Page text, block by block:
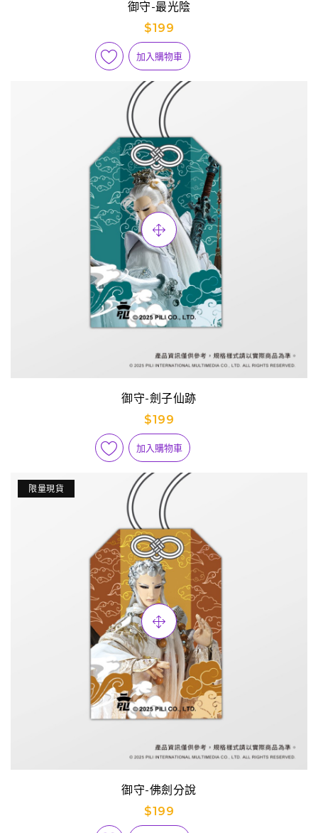
御守-最光陰
$199
加入購物車
御守-劍子仙跡
$199
加入購物車
限量現貨
御守-佛劍分說
$199